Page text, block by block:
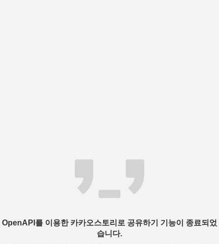
OpenAPI를 이용한 카카오스토리로 공유하기 기능이 종료되었
습니다.